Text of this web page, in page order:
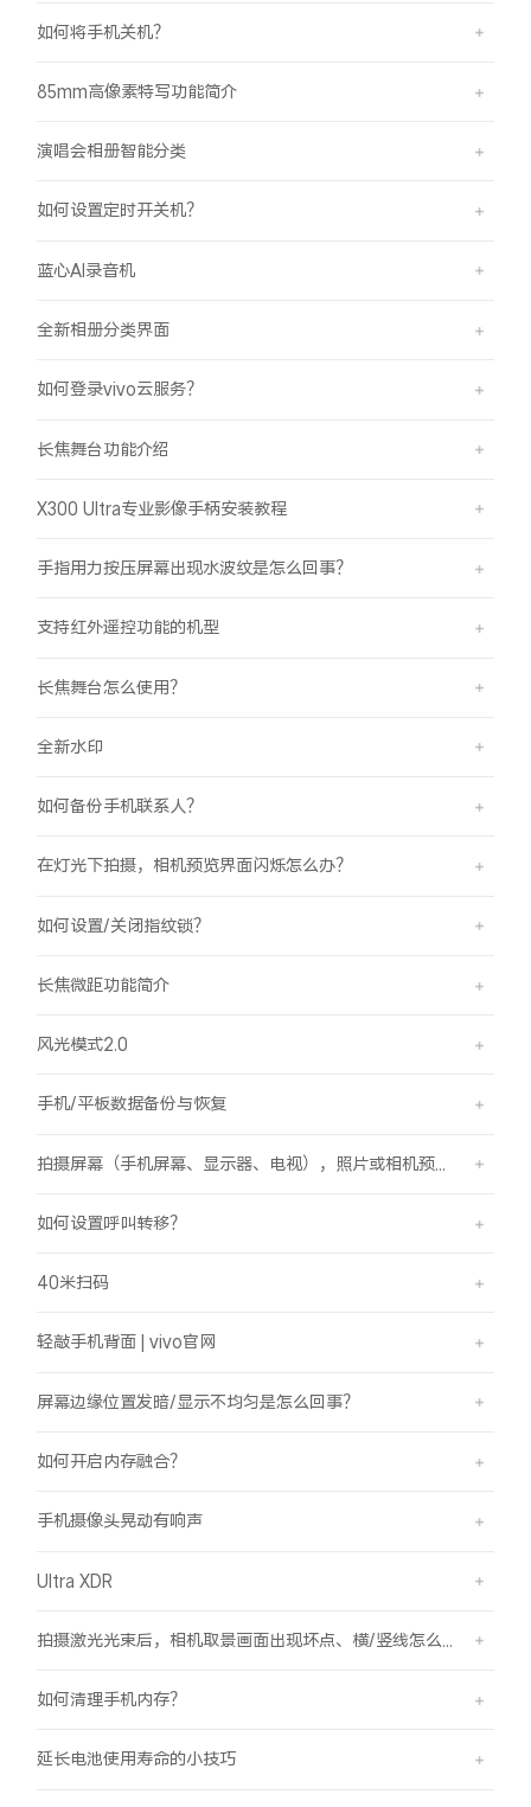
如何将手机关机？
85mm高像素特写功能简介
演唱会相册智能分类
如何设置定时开关机？
蓝心AI录音机
全新相册分类界面
如何登录vivo云服务？
长焦舞台功能介绍
X300 Ultra专业影像手柄安装教程
手指用力按压屏幕出现水波纹是怎么回事？
支持红外遥控功能的机型
长焦舞台怎么使用？
全新水印
如何备份手机联系人？
在灯光下拍摄，相机预览界面闪烁怎么办？
如何设置/关闭指纹锁？
长焦微距功能简介
风光模式2.0
手机/平板数据备份与恢复
如何设置呼叫转移？
40米扫码
轻敲手机背面 | vivo官网
屏幕边缘位置发暗/显示不均匀是怎么回事？
如何开启内存融合？
手机摄像头晃动有响声
Ultra XDR
如何清理手机内存？
延长电池使用寿命的小技巧